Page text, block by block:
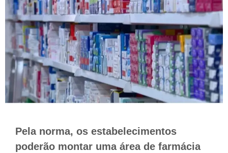
Pela norma, os estabelecimentos
poderão montar uma área de farmácia